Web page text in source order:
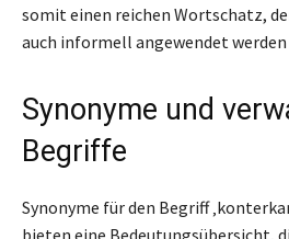
somit einen reichen Wortschatz,
auch informell angewendet werden
Synonyme und
Begriffe
Synonyme für den Begriff